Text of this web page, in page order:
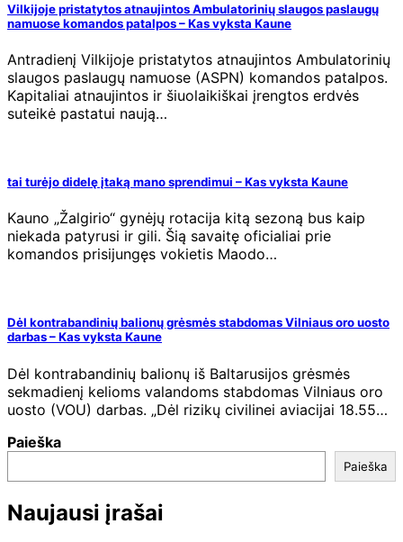
Vilkijoje pristatytos atnaujintos Ambulatorinių slaugos paslaugų
namuose komandos patalpos – Kas vyksta Kaune
Antradienį Vilkijoje pristatytos atnaujintos Ambulatorinių
slaugos paslaugų namuose (ASPN) komandos patalpos.
Kapitaliai atnaujintos ir šiuolaikiškai įrengtos erdvės
suteikė pastatui naują…
tai turėjo didelę įtaką mano sprendimui – Kas vyksta Kaune
Kauno „Žalgirio“ gynėjų rotacija kitą sezoną bus kaip
niekada patyrusi ir gili. Šią savaitę oficialiai prie
komandos prisijungęs vokietis Maodo…
Dėl kontrabandinių balionų grėsmės stabdomas Vilniaus oro uosto
darbas – Kas vyksta Kaune
Dėl kontrabandinių balionų iš Baltarusijos grėsmės
sekmadienį kelioms valandoms stabdomas Vilniaus oro
uosto (VOU) darbas. „Dėl rizikų civilinei aviacijai 18.55…
Paieška
Paieška
Naujausi įrašai